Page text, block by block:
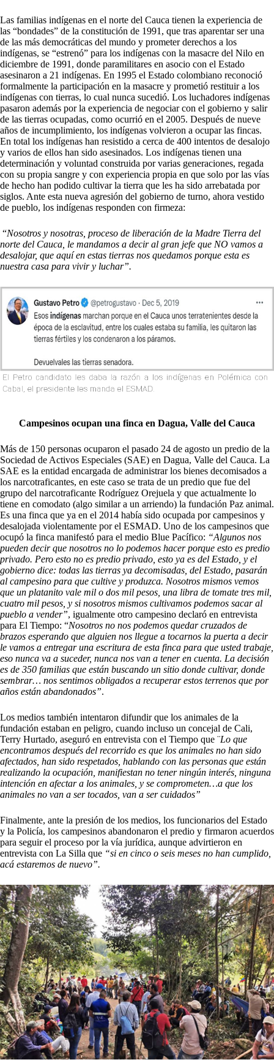
Las familias indígenas en el norte del Cauca tienen la experiencia de
las “bondades” de la constitución de 1991, que tras aparentar ser una
de las más democráticas del mundo y prometer derechos a los
indígenas, se “estrenó” para los indígenas con la masacre del Nilo en
diciembre de 1991, donde paramilitares en asocio con el Estado
asesinaron a 21 indígenas. En 1995 el Estado colombiano reconoció
formalmente la participación en la masacre y prometió restituir a los
indígenas con tierras, lo cual nunca sucedió. Los luchadores indígenas
pasaron además por la experiencia de negociar con el gobierno y salir
de las tierras ocupadas, como ocurrió en el 2005. Después de nueve
años de incumplimiento, los indígenas volvieron a ocupar las fincas.
En total los indígenas han resistido a cerca de 400 intentos de desalojo
y varios de ellos han sido asesinados. Los indígenas tienen una
determinación y voluntad construida por varias generaciones, regada
con su propia sangre y con experiencia propia en que solo por las vías
de hecho han podido cultivar la tierra que les ha sido arrebatada por
siglos. Ante esta nueva agresión del gobierno de turno, ahora vestido
de pueblo, los indígenas responden con firmeza:
“Nosotros y nosotras, proceso de liberación de la Madre Tierra del
norte del Cauca, le mandamos a decir al gran jefe que NO vamos a
desalojar, que aquí en estas tierras nos quedamos porque esta es
nuestra casa para vivir y luchar”.
Campesinos ocupan una finca en Dagua, Valle del Cauca
Más de 150 personas ocuparon el pasado 24 de agosto un predio de la
Sociedad de Activos Especiales (SAE) en Dagua, Valle del Cauca. La
SAE es la entidad encargada de administrar los bienes decomisados a
los narcotraficantes, en este caso se trata de un predio que fue del
grupo del narcotraficante Rodríguez Orejuela y que actualmente lo
tiene en comodato (algo similar a un arriendo) la fundación Paz animal.
Es una finca que ya en el 2014 había sido ocupada por campesinos y
desalojada violentamente por el ESMAD. Uno de los campesinos que
ocupó la finca manifestó para el medio Blue Pacífico: “Algunos nos
pueden decir que nosotros no lo podemos hacer porque esto es predio
privado. Pero esto no es predio privado, esto ya es del Estado, y el
gobierno dice: todas las tierras ya decomisadas, del Estado, pasarán
al campesino para que cultive y produzca. Nosotros mismos vemos
que un platanito vale mil o dos mil pesos, una libra de tomate tres mil,
cuatro mil pesos, y si nosotros mismos cultivamos podemos sacar al
pueblo a vender”, igualmente otro campesino declaró en entrevista
para El Tiempo: “Nosotros no nos podemos quedar cruzados de
brazos esperando que alguien nos llegue a tocarnos la puerta a decir
le vamos a entregar una escritura de esta finca para que usted trabaje,
eso nunca va a suceder, nunca nos van a tener en cuenta. La decisión
es de 350 familias que están buscando un sitio donde cultivar, donde
sembrar… nos sentimos obligados a recuperar estos terrenos que por
años están abandonados”.
Los medios también intentaron difundir que los animales de la
fundación estaban en peligro, cuando incluso un concejal de Cali,
Terry Hurtado, aseguró en entrevista con el Tiempo que ¨Lo que
encontramos después del recorrido es que los animales no han sido
afectados, han sido respetados, hablando con las personas que están
realizando la ocupación, manifiestan no tener ningún interés, ninguna
intención en afectar a los animales, y se comprometen…a que los
animales no van a ser tocados, van a ser cuidados”
Finalmente, ante la presión de los medios, los funcionarios del Estado
y la Policía, los campesinos abandonaron el predio y firmaron acuerdos
para seguir el proceso por la vía jurídica, aunque advirtieron en
entrevista con La Silla que “si en cinco o seis meses no han cumplido,
acá estaremos de nuevo”.